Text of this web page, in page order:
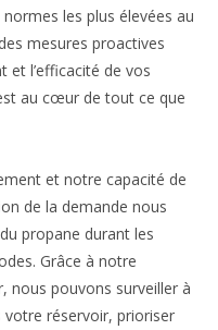
les plus élevées au
mesures proactives
l’efficacité de vos
au cœur de tout ce que
et notre capacité de
de la demande nous
propane durant les
Grâce à notre
nous pouvons surveiller à
votre réservoir, prioriser